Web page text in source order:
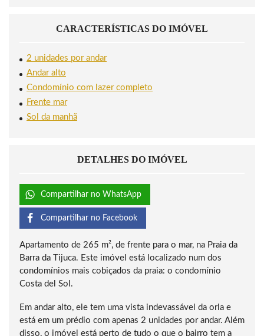
CARACTERÍSTICAS DO IMÓVEL
2 unidades por andar
Andar alto
Condomínio com lazer completo
Frente mar
Sol da manhã
DETALHES DO IMÓVEL
Compartilhar no WhatsApp
Compartilhar no Facebook
Apartamento de 265 m², de frente para o mar, na Praia da
Barra da Tijuca. Este imóvel está localizado num dos
condomínios mais cobiçados da praia: o condomínio
Costa del Sol.
Em andar alto, ele tem uma vista indevassável da orla e
está em um prédio com apenas 2 unidades por andar. Além
disso, o imóvel está perto de tudo o que o bairro tem a